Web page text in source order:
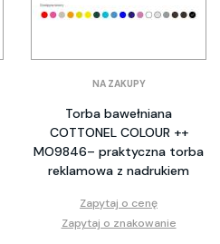
NA ZAKUPY
Torba bawełniana
COTTONEL COLOUR ++
MO9846– praktyczna torba
reklamowa z nadrukiem
Zapytaj o cenę
Zapytaj o znakowanie